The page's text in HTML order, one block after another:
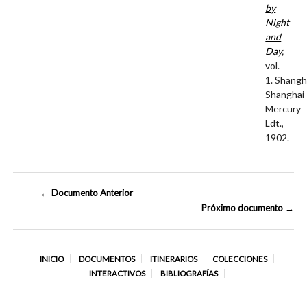
by
Night
and
Day,
vol.
1.
Shanghai
Mercury
Ldt.,
1902.
← Documento Anterior
Próximo documento →
INICIO DOCUMENTOS ITINERARIOS
COLECCIONES
INTERACTIVOS
BIBLIOGRAFÍAS